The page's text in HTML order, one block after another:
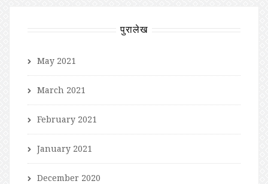
पुरालेख
May 2021
March 2021
February 2021
January 2021
December 2020